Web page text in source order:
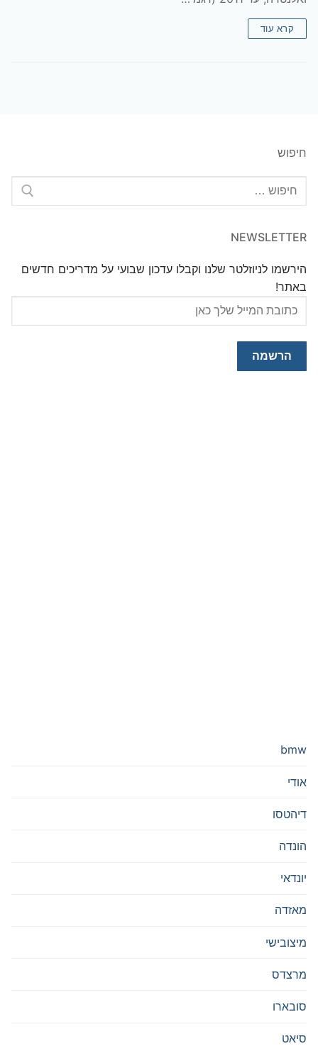
קרא עוד
חיפוש
חפש:
NEWSLETTER
הירשמו לניוזלטר שלנו וקבלו עדכון שבועי על מדריכים חדשים
באתר!
bmw
אודי
דיהטסו
הונדה
יונדאי
מאזדה
מיצובישי
מרצדס
סובארו
סיאט